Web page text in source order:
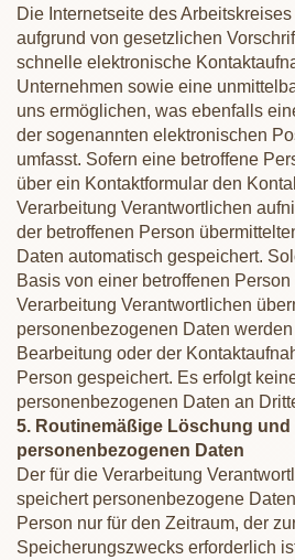
Die Internetseite des
aufgrund von gesetzlichen
schnelle elektronische
Unternehmen sowie eine
uns ermöglichen, was ebenfalls
der sogenannten elektronischen
umfasst. Sofern eine betroffene
über ein Kontaktformular den
Verarbeitung Verantwortlichen
der betroffenen Person
Daten automatisch gespeichert.
Basis von einer betroffenen
Verarbeitung Verantwortlichen
personenbezogenen Daten
Bearbeitung oder der
Person gespeichert. Es erfolgt
personenbezogenen Daten an
5. Routinemäßige Löschung
personenbezogenen Daten
Der für die Verarbeitung
speichert personenbezogene
Person nur für den Zeitraum, der
Speicherungszwecks erforderlich